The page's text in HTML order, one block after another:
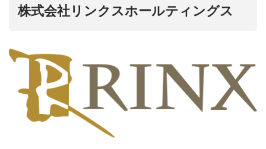
株式会社リンクスホールティングス